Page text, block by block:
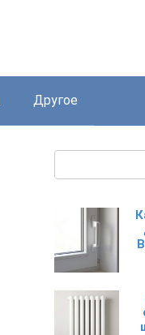
Другое